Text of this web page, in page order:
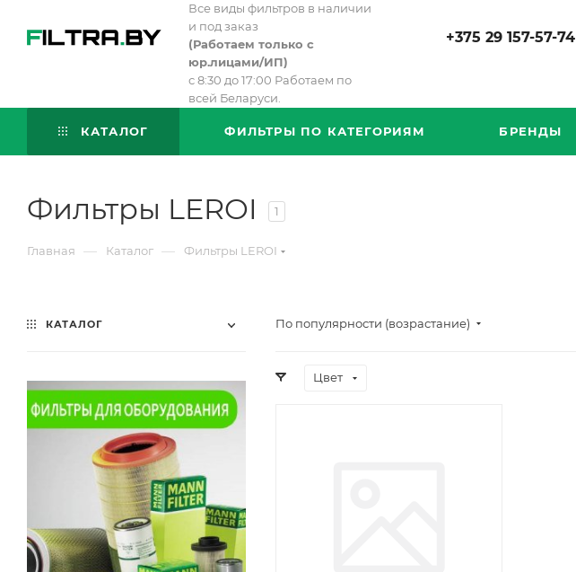
Все виды фильтров в наличии
и под заказ
(Работаем только с
юр.лицами/ИП)
с 8:30 до 17:00 Работаем по
всей Беларуси.
+375 29 157-57-74
КАТАЛОГ ФИЛЬТРЫ ПО КАТЕГОРИЯМ БРЕНДЫ
Фильтры LEROI 1
Главная — Каталог — Фильтры LEROI
По популярности (возрастание)
Цвет
КАТАЛОГ